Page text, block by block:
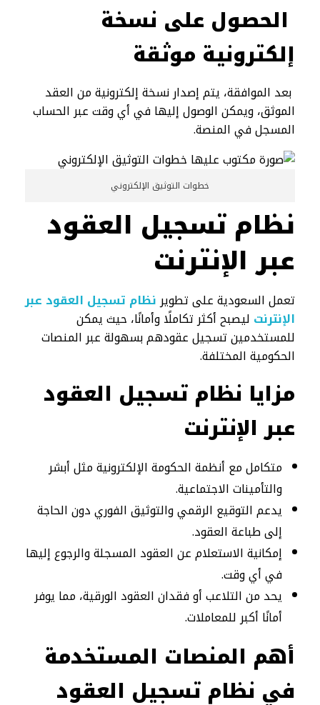
الحصول على نسخة
إلكترونية موثقة
بعد الموافقة، يتم إصدار نسخة إلكترونية من العقد
الموثق، ويمكن الوصول إليها في أي وقت عبر الحساب
المسجل في المنصة.
خطوات التوثيق الإلكتروني
نظام تسجيل العقود
عبر الإنترنت
تعمل السعودية على تطويرنظام تسجيل العقود عبر
الإنترنت ليصبح أكثر تكاملًا وأمانًا، حيث يمكن
للمستخدمين تسجيل عقودهم بسهولة عبر المنصات
الحكومية المختلفة.
مزايا نظام تسجيل العقود
عبر الإنترنت
متكامل مع أنظمة الحكومة الإلكترونية مثل أبشر
والتأمينات الاجتماعية.
يدعم التوقيع الرقمي والتوثيق الفوري دون الحاجة
إلى طباعة العقود.
إمكانية الاستعلام عن العقود المسجلة والرجوع إليها
في أي وقت.
يحد من التلاعب أو فقدان العقود الورقية، مما يوفر
أمانًا أكبر للمعاملات.
أهم المنصات المستخدمة
في نظام تسجيل العقود